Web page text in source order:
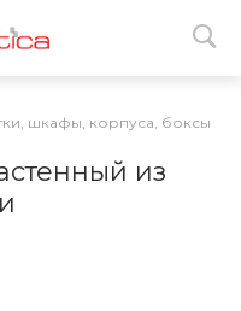
шкафы, корпуса, боксы
из